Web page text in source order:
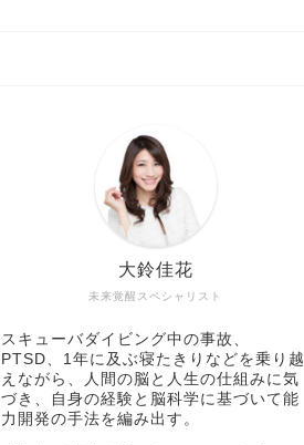
未来覚醒スペシャリスト
大鈴佳花
スキューバダイビング中の事故、
PTSD、1年に及ぶ寝たきりなどを乗り越
えながら、人間の脳と人生の仕組みに気
づき、自身の経験と脳科学に基づいて能
力開発の手法を編み出す。